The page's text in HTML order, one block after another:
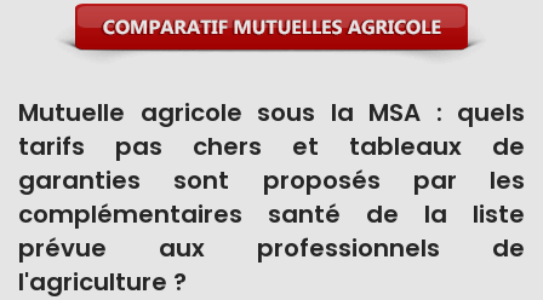
Mutuelle agricole sous la MSA : quels
tarifs pas chers et tableaux de
garanties sont proposés par les
complémentaires santé de la liste
prévue aux professionnels de
l'agriculture ?